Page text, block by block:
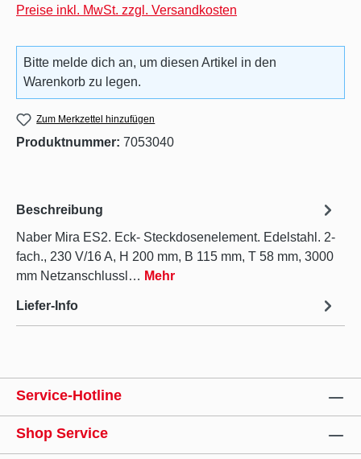
Preise inkl. MwSt. zzgl. Versandkosten
Bitte melde dich an, um diesen Artikel in den
Warenkorb zu legen.
Zum Merkzettel hinzufügen
Produktnummer: 7053040
Beschreibung
Naber Mira ES2. Eck- Steckdosenelement. Edelstahl. 2-
fach., 230 V/16 A, H 200 mm, B 115 mm, T 58 mm, 3000
mm Netzanschlussl… Mehr
Liefer-Info
Service-Hotline
Shop Service